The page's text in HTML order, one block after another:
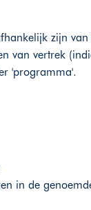
zijn
van vertrek
'programma'.
in de